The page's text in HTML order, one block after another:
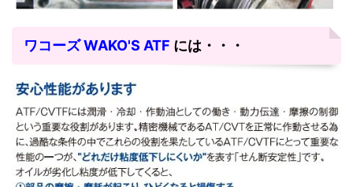
ワコーズ WAKO'S ATF には・・・